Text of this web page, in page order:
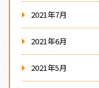
2021年7月
2021年6月
2021年5月